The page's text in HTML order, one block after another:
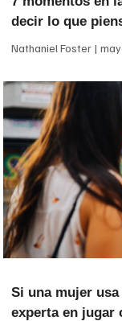
decir lo que
Nathaniel Foster
Si una mujer
experta en jugar